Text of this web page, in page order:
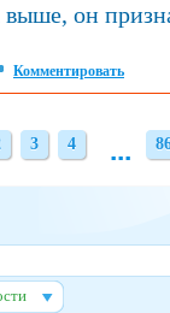
он
Комментировать
3
3 4
4 ...